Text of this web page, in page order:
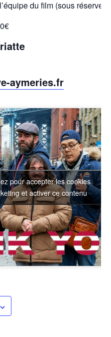
du film (sous réserve).
aymeries.fr
pour accepter les cookies
et activer ce contenu